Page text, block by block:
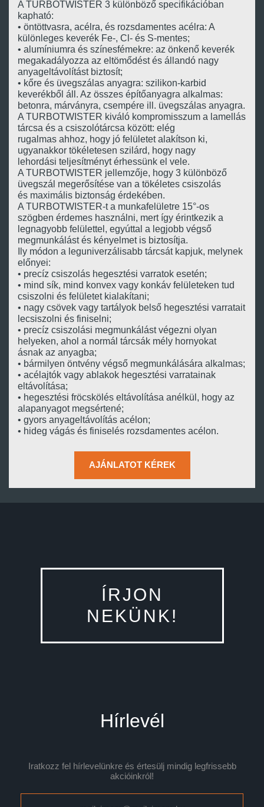
A TURBOTWISTER 3 különböző specifikációban
kapható:
• öntöttvasra, acélra, és rozsdamentes acélra: A
különleges keverék Fe-, Cl- és S-mentes;
• alumíniumra és színesfémekre: az önkenő keverék
megakadályozza az eltömődést és állandó nagy
anyageltávolítást biztosít;
• kőre és üvegszálas anyagra: szilikon-karbid
keverékből áll. Az összes építőanyagra alkalmas:
betonra, márványra, csempére ill. üvegszálas anyagra.
A TURBOTWISTER kiváló kompromisszum a lamellás
tárcsa és a csiszolótárcsa között: elég
rugalmas ahhoz, hogy jó felületet alakítson ki,
ugyanakkor tökéletesen szilárd, hogy nagy
lehordási teljesítményt érhessünk el vele.
A TURBOTWISTER jellemzője, hogy 3 különböző
üvegszál megerősítése van a tökéletes csiszolás
és maximális biztonság érdekében.
A TURBOTWISTER-t a munkafelületre 15°-os
szögben érdemes használni, mert így érintkezik a
legnagyobb felülettel, egyúttal a legjobb végső
megmunkálást és kényelmet is biztosítja.
Ily módon a leguniverzálisabb tárcsát kapjuk, melynek
előnyei:
• precíz csiszolás hegesztési varratok esetén;
• mind sík, mind konvex vagy konkáv felületeken tud
csiszolni és felületet kialakítani;
• nagy csövek vagy tartályok belső hegesztési varratait
lecsiszolni és finiselni;
• precíz csiszolási megmunkálást végezni olyan
helyeken, ahol a normál tárcsák mély hornyokat
ásnak az anyagba;
• bármilyen öntvény végső megmunkálására alkalmas;
• acélajtók vagy ablakok hegesztési varratainak
eltávolítása;
• hegesztési fröcskölés eltávolítása anélkül, hogy az
alapanyagot megsértené;
• gyors anyageltávolítás acélon;
• hideg vágás és finiselés rozsdamentes acélon.
AJÁNLATOT KÉREK
ÍRJON
NEKÜNK!
Hírlevél
Iratkozz fel hírlevelünkre és értesülj mindig legfrissebb
akcióinkról!